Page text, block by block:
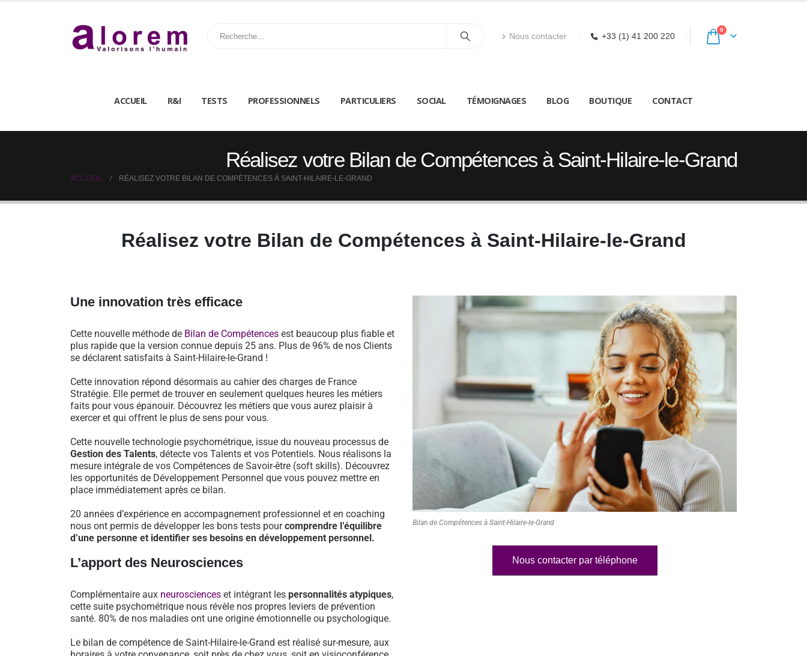
Nous contacter +33 (1) 41 200 220
0
ACCUEIL R&I TESTS PROFESSIONNELS PARTICULIERS SOCIAL TÉMOIGNAGES BLOG BOUTIQUE CONTACT
Réalisez votre Bilan de Compétences à Saint-Hilaire-le-Grand
ACCUEIL RÉALISEZ VOTRE BILAN DE COMPÉTENCES À SAINT-HILAIRE-LE-GRAND
Réalisez votre Bilan de Compétences à Saint-Hilaire-le-Grand
Une innovation très efficace
Cette nouvelle méthode de Bilan de Compétences est beaucoup plus fiable et
plus rapide que la version connue depuis 25 ans. Plus de 96% de nos Clients
se déclarent satisfaits à Saint-Hilaire-le-Grand !
Cette innovation répond désormais au cahier des charges de France
Stratégie. Elle permet de trouver en seulement quelques heures les métiers
faits pour vous épanouir. Découvrez les métiers que vous aurez plaisir à
exercer et qui offrent le plus de sens pour vous.
Cette nouvelle technologie psychométrique, issue du nouveau processus de
Gestion des Talents, détecte vos Talents et vos Potentiels. Nous réalisons la
mesure intégrale de vos Compétences de Savoir-être (soft skills). Découvrez
les opportunités de Développement Personnel que vous pouvez mettre en
place immédiatement après ce bilan.
20 années d’expérience en accompagnement professionnel et en coaching
nous ont permis de développer les bons tests pourcomprendre l’équilibre
d’une personne et identifier ses besoins en développement personnel.
L’apport des Neurosciences
Complémentaire aux neurosciences et intégrant les personnalités atypiques,
cette suite psychométrique nous révèle nos propres leviers de prévention
santé. 80% de nos maladies ont une origine émotionnelle ou psychologique.
Le bilan de compétence de Saint-Hilaire-le-Grand est réalisé sur-mesure, aux
Bilan de Compétences à Saint-Hilaire-le-Grand
Nous contacter par téléphone